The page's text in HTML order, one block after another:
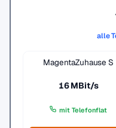
alle
MagentaZuhause S
16 MBit/s
mit Telefonflat